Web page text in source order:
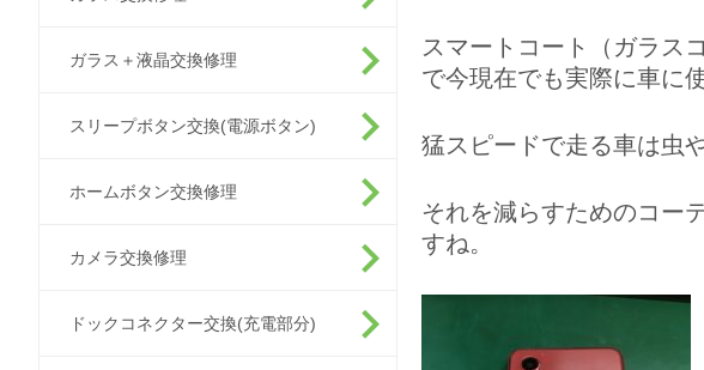
ガラス＋液晶交換修理
スリープボタン交換(電源ボタン)
ホームボタン交換修理
カメラ交換修理
ドックコネクター交換(充電部分)
スマートコート（ガラス
で今現在でも実際に車に
猛スピードで走る車は虫
それを減らすためのコー
すね。